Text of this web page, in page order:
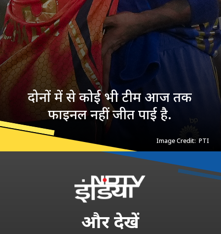
दोनों में से कोई भी टीम आज तक
फाइनल नहीं जीत पाई है.
Image Credit: PTI
औरदेखें